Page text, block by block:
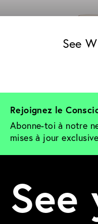
See
Rejoignez le
Abonne-toi à notre
mises à jour
See